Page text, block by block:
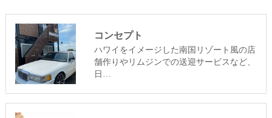
コンセプト
ハワイをイメージした南国リゾート風の店
舗作りやリムジンでの送迎サービスなど、
日…